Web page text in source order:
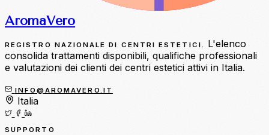
AromaVero
REGISTRO NAZIONALE DI CENTRI ESTETICI.
L'elenco
consolida trattamenti disponibili, qualifiche professionali
e valutazioni dei clienti dei centri estetici attivi in Italia.
INFO@AROMAVERO.IT
Italia
SUPPORTO